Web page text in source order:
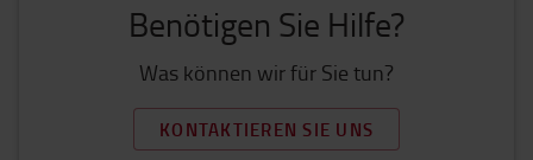
Benötigen Sie Hilfe?
Was können wir für Sie tun?
KONTAKTIEREN SIE UNS